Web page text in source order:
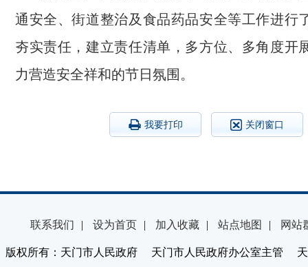
通安全、街道整治及食品药品安全等工作进行
夯实责任，建立责任清单，多方位、多角度开
力营造安全祥和的节日氛围。
我要打印 关闭窗口
联系我们 | 设为首页 | 加入收藏 | 站点地图 | 网站
版权所有：天门市人民政府 天门市人民政府办公室主管 天